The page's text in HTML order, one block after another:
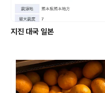
지진 대국 일본